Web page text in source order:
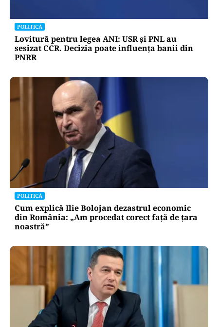
POLITICĂ
Lovitură pentru legea ANI: USR și PNL au
sesizat CCR. Decizia poate influența banii din
PNRR
POLITICĂ
Cum explică Ilie Bolojan dezastrul economic
din România: „Am procedat corect față de țara
noastră”